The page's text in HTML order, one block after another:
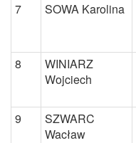
7
SOWA Karolina
8
WINIARZ
Wojciech
9
SZWARC
Wacław